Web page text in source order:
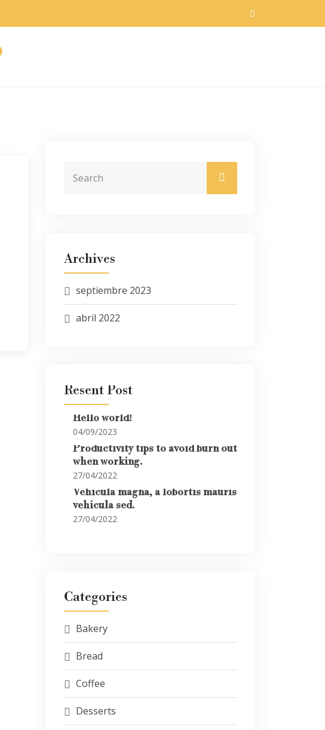
Archives
septiembre 2023
abril 2022
Resent Post
Hello world!
04/09/2023
Productivity tips to avoid burn out
when working.
27/04/2022
Vehicula magna, a lobortis mauris
vehicula sed.
27/04/2022
Categories
Bakery
Bread
Coffee
Desserts